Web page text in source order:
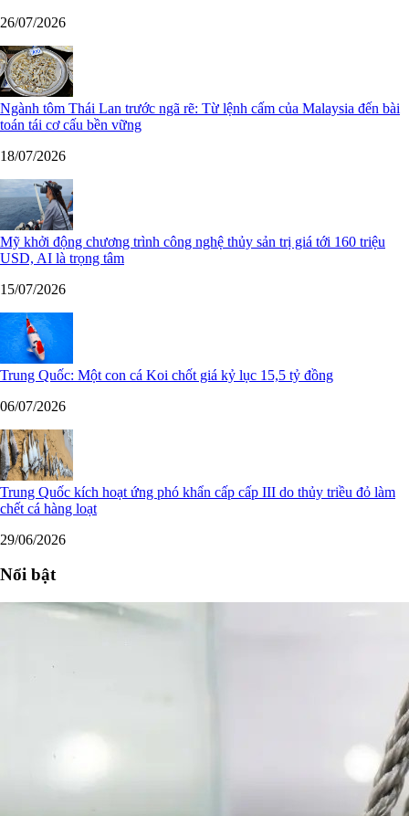
26/07/2026
Ngành tôm Thái Lan trước ngã rẽ: Từ lệnh cấm của Malaysia đến bài
toán tái cơ cấu bền vững
18/07/2026
Mỹ khởi động chương trình công nghệ thủy sản trị giá tới 160 triệu
USD, AI là trọng tâm
15/07/2026
Trung Quốc: Một con cá Koi chốt giá kỷ lục 15,5 tỷ đồng
06/07/2026
Trung Quốc kích hoạt ứng phó khẩn cấp cấp III do thủy triều đỏ làm
chết cá hàng loạt
29/06/2026
Nổi bật